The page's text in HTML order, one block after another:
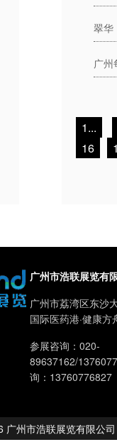
翠华
1...
16
广州市浩联展览有
广州市荔湾区东沙
国际医药港·健康方
参展咨询：020-
89637162/
询：13760776827
广州市浩联展览有限公